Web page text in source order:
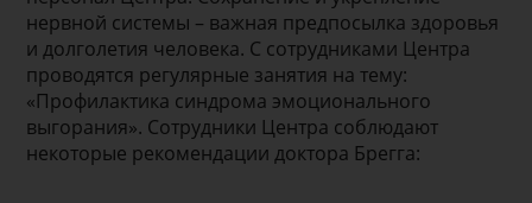
нервной системы – важная предпосылка здоровья
и долголетия человека. С сотрудниками Центра
проводятся регулярные занятия на тему:
«Профилактика синдрома эмоционального
выгорания». Сотрудники Центра соблюдают
некоторые рекомендации доктора Брегга: